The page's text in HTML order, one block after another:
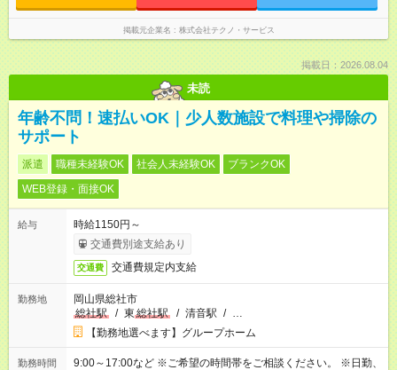
掲載元企業名 株式会社テクノ・サービス
掲載日：2026.08.04
未読
年齢不問！速払いOK｜少人数施設で料理や掃除の
サポート
派遣 職種未経験OK 社会人未経験OK
ブランクOK
WEB登録・面接OK
給与
時給1150円～
交通費別途支給あり
交通費 交通費規定内支給
勤務地
岡山県総社市
総社駅
/ 東 総社駅 / 清音駅 / …
【勤務地選べます】グループホーム
勤務時間
9:00～17:00など ※ご希望の時間帯をご相談ください。 ※日勤、